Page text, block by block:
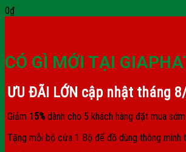
0₫
CÓ GÌ MỚI TẠI
ƯU ĐÃI LỚN cập nhật tháng
Giảm 1 5% dành cho 5 khách hàng đặt mua
Tặng mỗi bộ cửa 1 Bộ để đồ dùng thông minh